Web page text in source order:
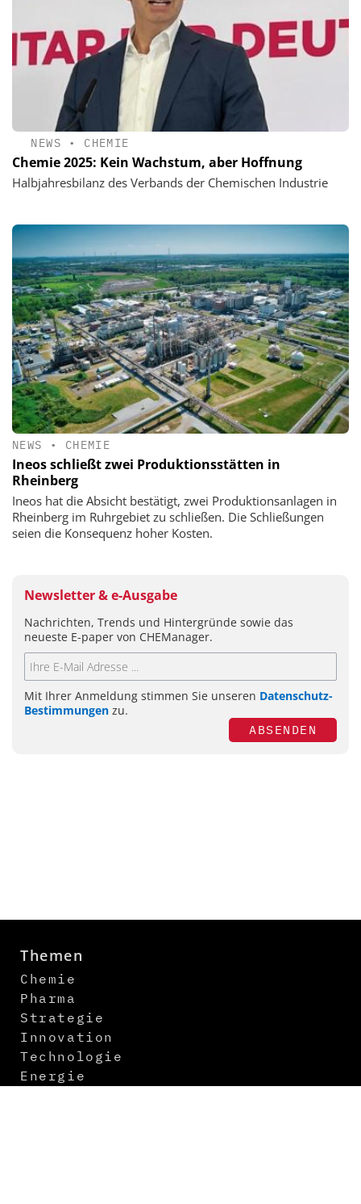
NEWS • CHEMIE
Chemie 2025: Kein Wachstum, aber Hoffnung
Halbjahresbilanz des Verbands der Chemischen Industrie
NEWS • CHEMIE
Ineos schließt zwei Produktionsstätten in
Rheinberg
Ineos hat die Absicht bestätigt, zwei Produktionsanlagen in
Rheinberg im Ruhrgebiet zu schließen. Die Schließungen
seien die Konsequenz hoher Kosten.
Newsletter & e-Ausgabe
Nachrichten, Trends und Hintergründe sowie das
neueste E-paper von CHEManager.
Mit Ihrer Anmeldung stimmen Sie unseren Datenschutz-
Bestimmungen zu.
ABSENDEN
Themen
Chemie
Pharma
Strategie
Innovation
Technologie
Energie